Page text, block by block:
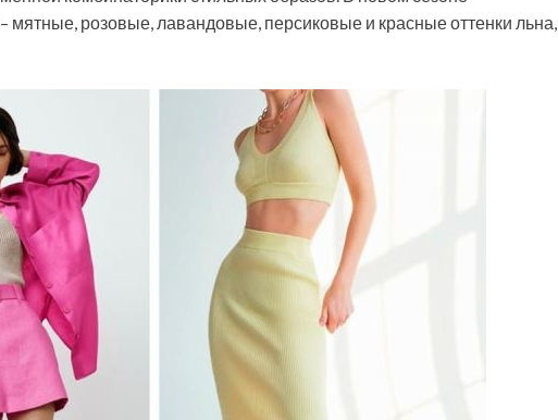
розовые, лавандовые, персиковые и красные оттенки льна,